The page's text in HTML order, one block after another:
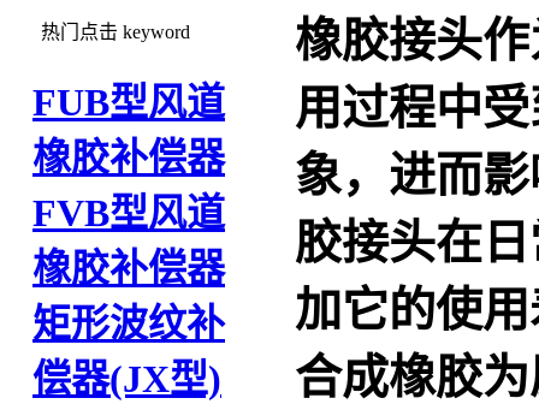
热门点击 keyword
FUB型风道
橡胶补偿器
FVB型风道
橡胶补偿器
矩形波纹补
偿器(JX型)
橡胶接头
用过程中
象，进而
胶接头在
加它的使
合成橡胶